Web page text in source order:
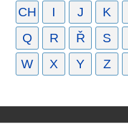
CH
I J K
Q
R Ř S
W
X Y Z